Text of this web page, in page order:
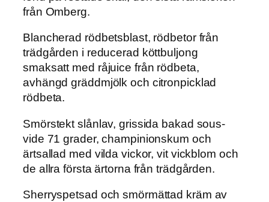
från Omberg.
Blancherad rödbetsblast, rödbetor från
trädgården i reducerad köttbuljong
smaksatt med råjuice från rödbeta,
avhängd gräddmjölk och citronpicklad
rödbeta.
Smörstekt slånlav, grissida bakad sous-
vide 71 grader, champinionskum och
ärtsallad med vilda vickor, vit vickblom och
de allra första ärtorna från trädgården.
Sherryspetsad och smörmättad kräm av